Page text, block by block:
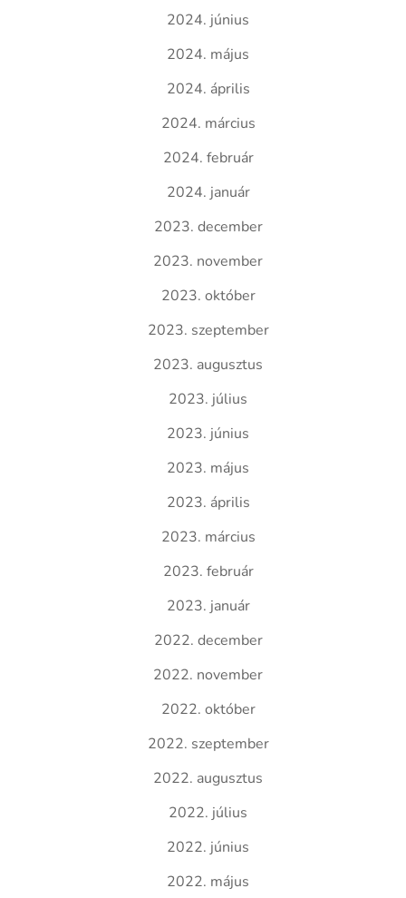
2024. június
2024. május
2024. április
2024. március
2024. február
2024. január
2023. december
2023. november
2023. október
2023. szeptember
2023. augusztus
2023. július
2023. június
2023. május
2023. április
2023. március
2023. február
2023. január
2022. december
2022. november
2022. október
2022. szeptember
2022. augusztus
2022. július
2022. június
2022. május